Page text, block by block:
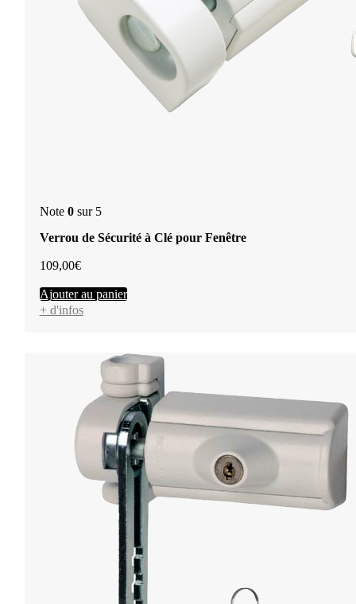
Note 0sur 5
Verrou de Sécurité à Clé pour Fenêtre
109,00€
Ajouter au panier
+ d'infos